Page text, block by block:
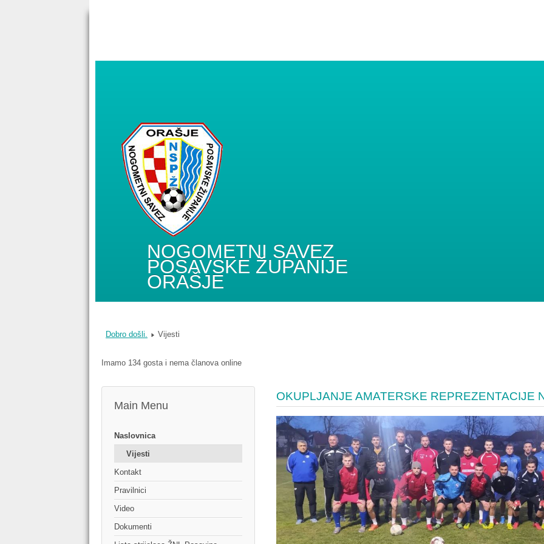
NOGOMETNI SAVEZ
POSAVSKE ŽUPANIJE
ORAŠJE
Dobro došli. Vijesti
Imamo 134 gosta i nema članova online
Main Menu
Naslovnica
Vijesti
Kontakt
Pravilnici
Video
Dokumenti
OKUPLJANJE AMATERSKE REPREZENTACIJE